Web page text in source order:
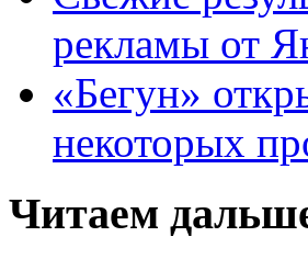
рекламы от
«Бегун»
некоторых
Читаем